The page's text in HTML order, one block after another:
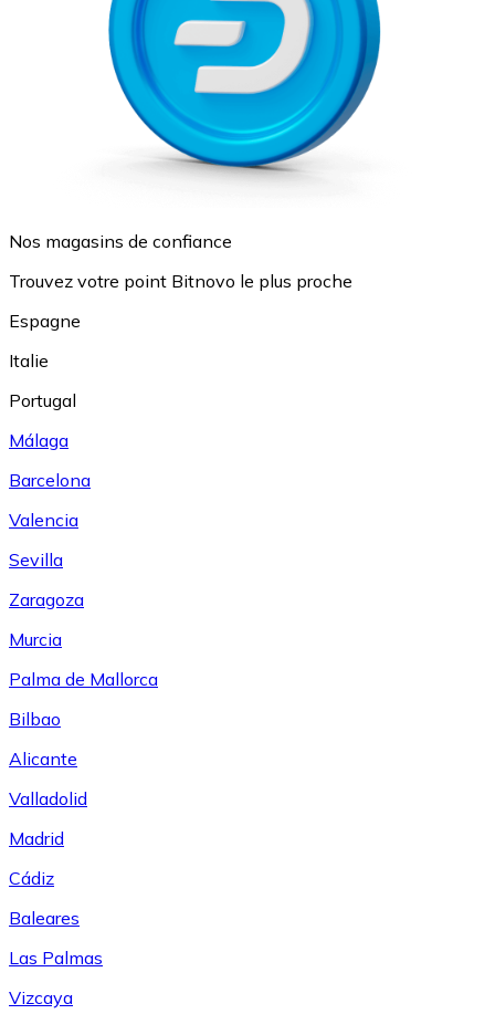
Nos magasins de confiance
Trouvez votre point Bitnovo le plus proche
Espagne
Italie
Portugal
Málaga
Barcelona
Valencia
Sevilla
Zaragoza
Murcia
Palma de Mallorca
Bilbao
Alicante
Valladolid
Madrid
Cádiz
Baleares
Las Palmas
Vizcaya